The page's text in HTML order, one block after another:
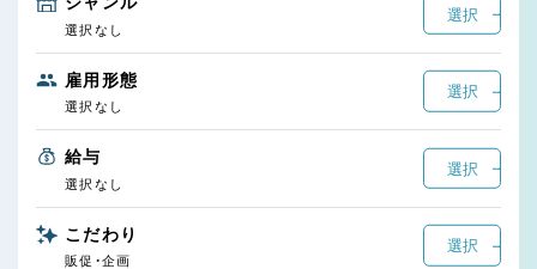
選択
選択なし
雇用形態
選択
選択なし
給与
選択
選択なし
こだわり
選択
販促・企画